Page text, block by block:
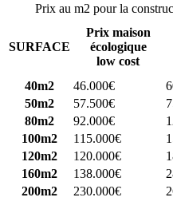
Prix au m2 pour la
SURFACE
Prix maison
écologique
low cost
40m2
46.000€
50m2
57.500€
80m2
92.000€
100m2
115.000€
120m2
120.000€
160m2
138.000€
200m2
230.000€